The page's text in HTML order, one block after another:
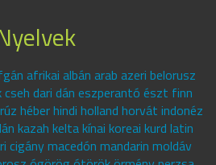
afrikai albán arab azeri belorusz
cseh dari dán eszperantó észt finn
héber hindi holland horvát indonéz
kazah kelta kínai koreai kurd latin
macedón mandarin moldáv